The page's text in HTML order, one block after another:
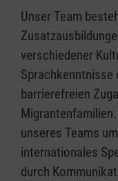
Unser Team
verschiedener
Sprachkenntnisse
barrierefreien
unseres Teams
internationales
durch